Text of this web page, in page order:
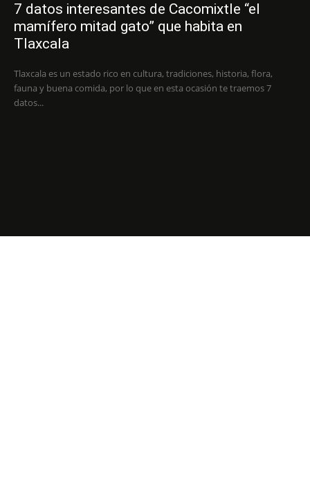
7 datos interesantes de Cacomixtle “el
mamífero mitad gato” que habita en
Tlaxcala
Tlaxcala es un estado rico en cultura, tradiciones, historia, flora,
fauna y buena comida, por lo que en esta ocasión te traemos 7
datos...